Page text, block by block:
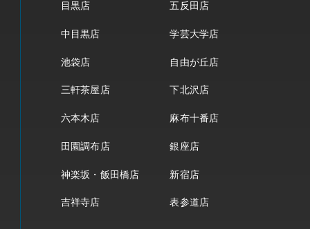
目黒店 五反田店
中目黒店 学芸大学店
池袋店 自由が丘店
三軒茶屋店 下北沢店
六本木店 麻布十番店
田園調布店 銀座店
神楽坂・飯田橋店 新宿店
吉祥寺店 表参道店